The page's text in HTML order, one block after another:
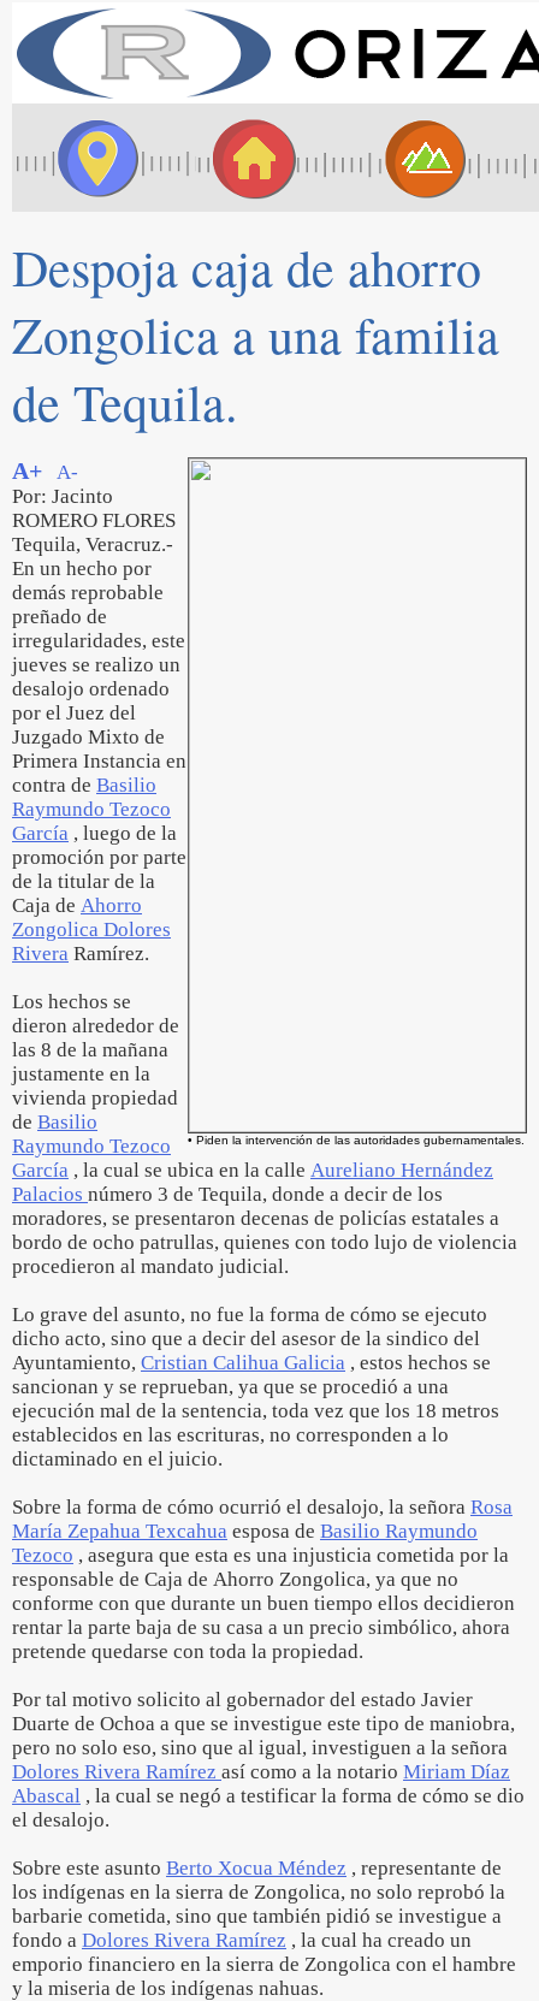
Despoja caja de ahorro
Zongolica a una familia
de Tequila.
• Piden la intervención de las autoridades gubernamentales.
A+
A-
Por: Jacinto
ROMERO FLORES
Tequila, Veracruz.-
En un hecho por
demás reprobable
preñado de
irregularidades, este
jueves se realizo un
desalojo ordenado
por el Juez del
Juzgado Mixto de
Primera Instancia en
contra de Basilio
Raymundo Tezoco
García , luego de la
promoción por parte
de la titular de la
Caja de Ahorro
Zongolica Dolores
Rivera Ramírez.
Los hechos se
dieron alrededor de
las 8 de la mañana
justamente en la
vivienda propiedad
de Basilio
Raymundo Tezoco
García , la cual se ubica en la calle Aureliano Hernández
Palacios número 3 de Tequila, donde a decir de los
moradores, se presentaron decenas de policías estatales a
bordo de ocho patrullas, quienes con todo lujo de violencia
procedieron al mandato judicial.
Lo grave del asunto, no fue la forma de cómo se ejecuto
dicho acto, sino que a decir del asesor de la sindico del
Ayuntamiento, Cristian Calihua Galicia , estos hechos se
sancionan y se reprueban, ya que se procedió a una
ejecución mal de la sentencia, toda vez que los 18 metros
establecidos en las escrituras, no corresponden a lo
dictaminado en el juicio.
Sobre la forma de cómo ocurrió el desalojo, la señora Rosa
María Zepahua Texcahua esposa de Basilio Raymundo
Tezoco , asegura que esta es una injusticia cometida por la
responsable de Caja de Ahorro Zongolica, ya que no
conforme con que durante un buen tiempo ellos decidieron
rentar la parte baja de su casa a un precio simbólico, ahora
pretende quedarse con toda la propiedad.
Por tal motivo solicito al gobernador del estado Javier
Duarte de Ochoa a que se investigue este tipo de maniobra,
pero no solo eso, sino que al igual, investiguen a la señora
Dolores Rivera Ramírez así como a la notario Miriam Díaz
Abascal , la cual se negó a testificar la forma de cómo se dio
el desalojo.
Sobre este asunto Berto Xocua Méndez , representante de
los indígenas en la sierra de Zongolica, no solo reprobó la
barbarie cometida, sino que también pidió se investigue a
fondo a Dolores Rivera Ramírez , la cual ha creado un
emporio financiero en la sierra de Zongolica con el hambre
y la miseria de los indígenas nahuas.